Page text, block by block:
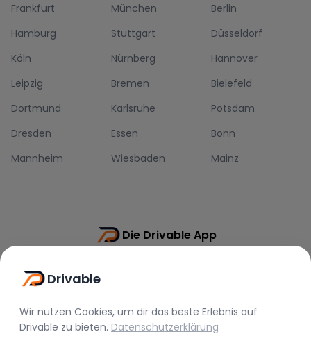
Frankfurt München
Berlin
Hamburg
Stuttgart
Düsseldorf
Köln
Nürnberg
Hannover
Leipzig
Bremen
Bielefeld
Dortmund
Karlsruhe
Potsdam
Dresden
Essen
Bonn
Mannheim
Wiesbaden Mainz
Die Drivable App
Drivable
Wir nutzen Cookies, um dir das beste Erlebnis auf
Drivable zu bieten. Datenschutzerklärung